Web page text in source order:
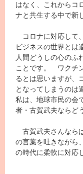
はなく、これからコ
ナと共生する中で新
コロナに対応して
ビジネスの世界とは
人間どうしの心のふ
ことです。
ワクチ
るとは思いますが、
となってしまうのは
私は、地球市民の会
者・古賀武夫ならど
古賀武夫さんなら
の言葉を吐きながら
の時代に柔軟に対応